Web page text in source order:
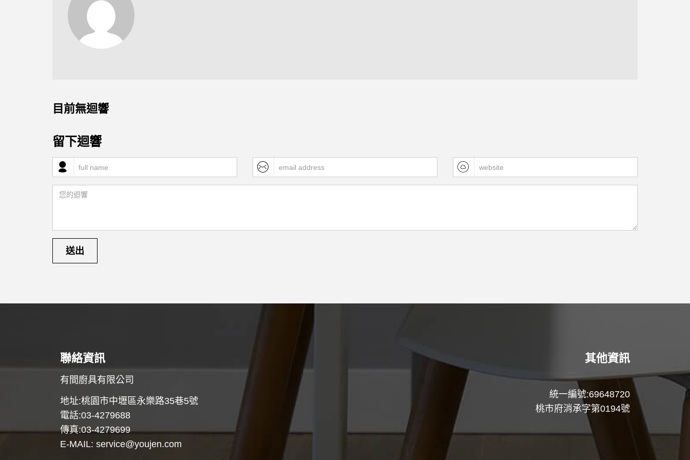
目前無迴響
留下迴響
聯絡資訊
有間廚具有限公司
地址:桃園市中壢區永樂路35巷5號
電話:03-4279688
傳真:03-4279699
E-MAIL: service@youjen.com
其他資訊
統一編號:69648720
桃市府消承字第0194號